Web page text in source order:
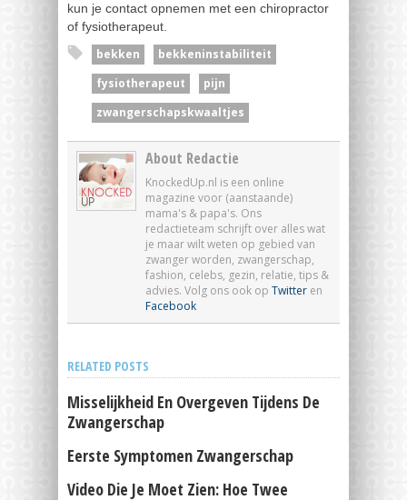
kun je contact opnemen met een chiropractor
of fysiotherapeut.
bekken
bekkeninstabiliteit
fysiotherapeut
pijn
zwangerschapskwaaltjes
About Redactie
KnockedUp.nl is een online
magazine voor (aanstaande)
mama's & papa's. Ons
redactieteam schrijft over alles wat
je maar wilt weten op gebied van
zwanger worden, zwangerschap,
fashion, celebs, gezin, relatie, tips &
advies. Volg ons ook op Twitter en
Facebook
RELATED POSTS
Misselijkheid En Overgeven Tijdens De
Zwangerschap
Eerste Symptomen Zwangerschap
Video Die Je Moet Zien: Hoe Twee